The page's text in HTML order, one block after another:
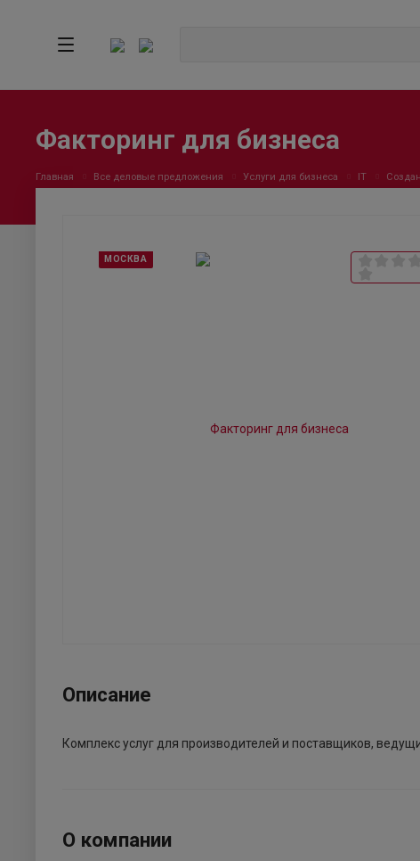
Факторинг для бизнеса
Главная Все деловые предложения Услуги для бизнеса IT
МОСКВА
Описание
Комплекс услуг для производителей и поставщиков,
О компании